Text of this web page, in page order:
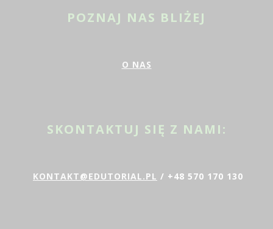
POZNAJ NAS BLIŻEJ
O NAS
SKONTAKTUJ SIĘ Z NAMI:
KONTAKT@EDUTORIAL.PL / +48 570 170 130